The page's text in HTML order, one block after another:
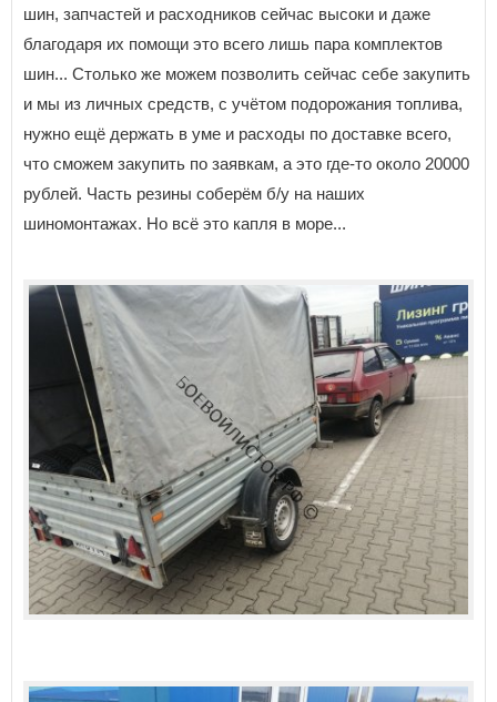
шин, запчастей и расходников сейчас высоки и даже
благодаря их помощи это всего лишь пара комплектов
шин... Столько же можем позволить сейчас себе закупить
и мы из личных средств, с учётом подорожания топлива,
нужно ещё держать в уме и расходы по доставке всего,
что сможем закупить по заявкам, а это где-то около 20000
рублей. Часть резины соберём б/у на наших
шиномонтажах. Но всё это капля в море...